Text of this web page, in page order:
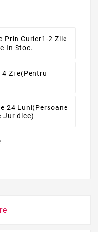
Prin Curier1-2 Zile
In Stoc.
Zile(pentru
24 Luni(persoane
Juridice)